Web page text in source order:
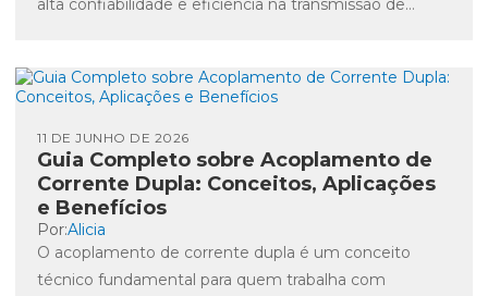
alta confiabilidade e eficiência na transmissão de
Guia Completo sobre Acoplamento de
Corrente Dupla: Conceitos, Aplicações
e Benefícios
11 DE JUNHO DE 2026
Por:Alicia
O acoplamento de corrente dupla é um conceito
técnico fundamental para quem trabalha com